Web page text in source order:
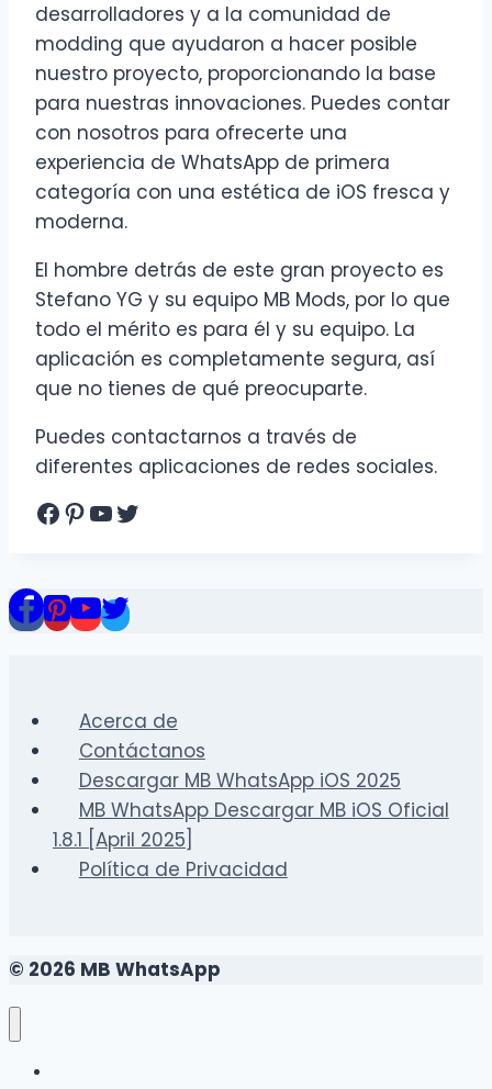
desarrolladores y a la comunidad de
modding que ayudaron a hacer posible
nuestro proyecto, proporcionando la base
para nuestras innovaciones. Puedes contar
con nosotros para ofrecerte una
experiencia de WhatsApp de primera
categoría con una estética de iOS fresca y
moderna.
El hombre detrás de este gran proyecto es
Stefano YG y su equipo MB Mods, por lo que
todo el mérito es para él y su equipo. La
aplicación es completamente segura, así
que no tienes de qué preocuparte.
Puedes contactarnos a través de
diferentes aplicaciones de redes sociales.
Facebook
Pinterest
YouTube
Twitter
Acerca de
Contáctanos
Descargar MB WhatsApp iOS 2025
MB WhatsApp Descargar MB iOS Oficial
1.8.1 [April 2025]
Política de Privacidad
© 2026 MB WhatsApp